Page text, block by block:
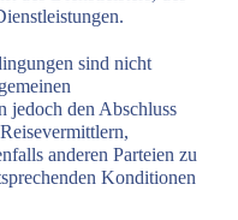
sind nicht
jedoch den Abschluss
anderen Parteien zu
Konditionen